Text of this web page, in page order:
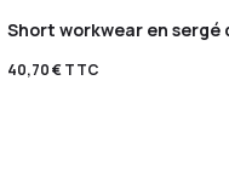
Short workwear en sergé
40,70€TTC